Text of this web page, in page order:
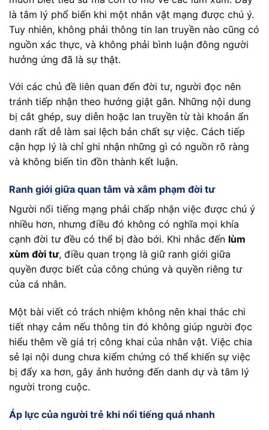
là tâm lý phổ biến khi một nhân vật mạng được chú ý.
Tuy nhiên, không phải thông tin lan truyền nào cũng có
nguồn xác thực, và không phải bình luận đông người
hưởng ứng đã là sự thật.
Với các chủ đề liên quan đến đời tư, người đọc nên
tránh tiếp nhận theo hướng giật gân. Những nội dung
bị cắt ghép, suy diễn hoặc lan truyền từ tài khoản ẩn
danh rất dễ làm sai lệch bản chất sự việc. Cách tiếp
cận hợp lý là chỉ ghi nhận những gì có nguồn rõ ràng
và không biến tin đồn thành kết luận.
Ranh giới giữa quan tâm và xâm phạm đời tư
Người nổi tiếng mạng phải chấp nhận việc được chú ý
nhiều hơn, nhưng điều đó không có nghĩa mọi khía
cạnh đời tư đều có thể bị đào bới. Khi nhắc đến lùm
xùm đời tư, điều quan trọng là giữ ranh giới giữa
quyền được biết của công chúng và quyền riêng tư
của cá nhân.
Một bài viết có trách nhiệm không nên khai thác chi
tiết nhạy cảm nếu thông tin đó không giúp người đọc
hiểu thêm về giá trị công khai của nhân vật. Việc chia
sẻ lại nội dung chưa kiểm chứng có thể khiến sự việc
bị đẩy xa hơn, gây ảnh hưởng đến danh dự và tâm lý
người trong cuộc.
Áp lực của người trẻ khi nổi tiếng quá nhanh